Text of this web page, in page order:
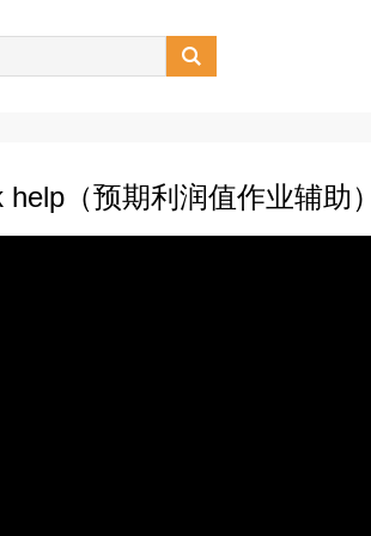

（预期利润值作业辅助）